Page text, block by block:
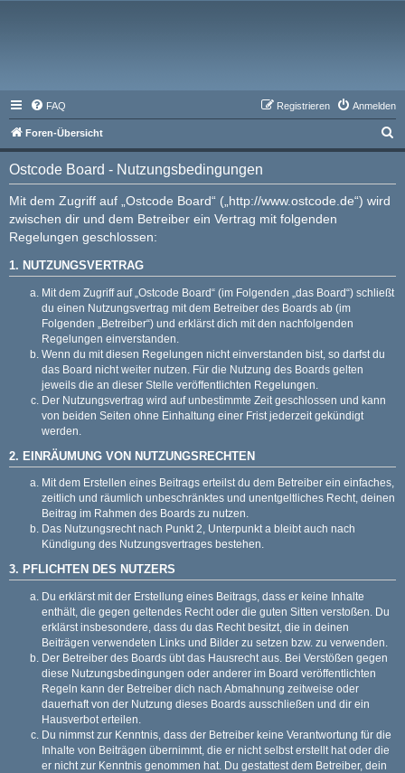
FAQ Anmelden
Registrieren
Foren-Übersicht
u
Ostcode Board - Nutzungsbedingungen
Mit dem Zugriff auf „Ostcode Board“ („http://www.ostcode.de“) wird
zwischen dir und dem Betreiber ein Vertrag mit folgenden
Regelungen geschlossen:
1. NUTZUNGSVERTRAG
Mit dem Zugriff auf „Ostcode Board“ (im Folgenden „das Board“) schließt
du einen Nutzungsvertrag mit dem Betreiber des Boards ab (im
Folgenden „Betreiber“) und erklärst dich mit den nachfolgenden
Regelungen einverstanden.
Wenn du mit diesen Regelungen nicht einverstanden bist, so darfst du
das Board nicht weiter nutzen. Für die Nutzung des Boards gelten
jeweils die an dieser Stelle veröffentlichten Regelungen.
Der Nutzungsvertrag wird auf unbestimmte Zeit geschlossen und kann
von beiden Seiten ohne Einhaltung einer Frist jederzeit gekündigt
werden.
2. EINRÄUMUNG VON NUTZUNGSRECHTEN
Mit dem Erstellen eines Beitrags erteilst du dem Betreiber ein einfaches,
zeitlich und räumlich unbeschränktes und unentgeltliches Recht, deinen
Beitrag im Rahmen des Boards zu nutzen.
Das Nutzungsrecht nach Punkt 2, Unterpunkt a bleibt auch nach
Kündigung des Nutzungsvertrages bestehen.
3. PFLICHTEN DES NUTZERS
Du erklärst mit der Erstellung eines Beitrags, dass er keine Inhalte
enthält, die gegen geltendes Recht oder die guten Sitten verstoßen. Du
erklärst insbesondere, dass du das Recht besitzt, die in deinen
Beiträgen verwendeten Links und Bilder zu setzen bzw. zu verwenden.
Der Betreiber des Boards übt das Hausrecht aus. Bei Verstößen gegen
diese Nutzungsbedingungen oder anderer im Board veröffentlichten
Regeln kann der Betreiber dich nach Abmahnung zeitweise oder
dauerhaft von der Nutzung dieses Boards ausschließen und dir ein
Hausverbot erteilen.
Du nimmst zur Kenntnis, dass der Betreiber keine Verantwortung für die
Inhalte von Beiträgen übernimmt, die er nicht selbst erstellt hat oder die
er nicht zur Kenntnis genommen hat. Du gestattest dem Betreiber, dein